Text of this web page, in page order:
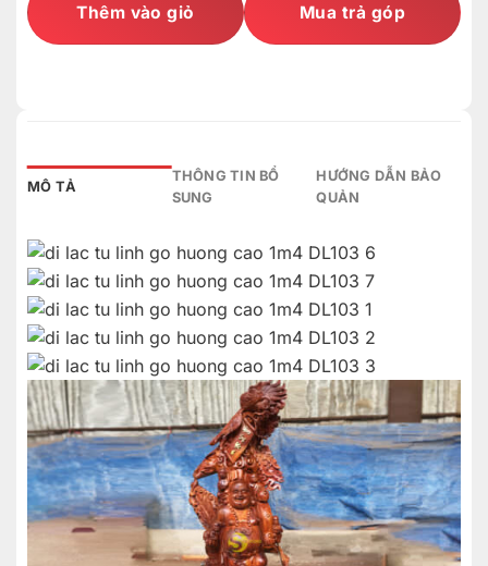
Thêm vào giỏ Mua trả góp
MÔ TẢ
THÔNG TIN BỔ
SUNG
HƯỚNG DẪN BẢO
QUẢN